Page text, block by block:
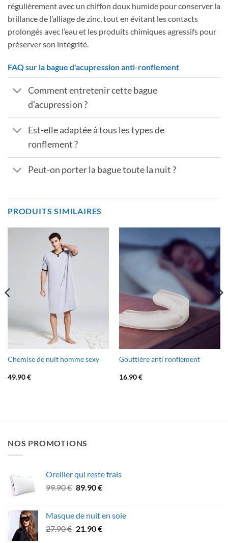
régulièrement avec un chiffon doux humide pour conserver la
brillance de l’alliage de zinc, tout en évitant les contacts
prolongés avec l’eau et les produits chimiques agressifs pour
préserver son intégrité.
FAQ sur la bague d'acupression anti-ronflement
Comment entretenir cette bague
d'acupression ?
Est-elle adaptée à tous les types de
ronflement ?
Peut-on porter la bague toute la nuit ?
PRODUITS SIMILAIRES
Chemise de nuit homme sexy
49.90€
Gouttière anti ronflement
16.90€
NOS PROMOTIONS
Oreiller qui reste frais
99.90€ Le
était :
99.90 €.
89.90€Le
est :
89.90 €.
Masque de nuit en soie
27.90€ Le
21.90€Le